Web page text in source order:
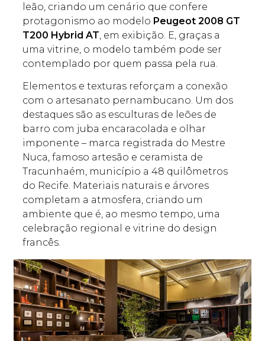
leão, criando um cenário que confere
protagonismo ao modelo Peugeot 2008 GT
T200 Hybrid AT, em exibição. E, graças a
uma vitrine, o modelo também pode ser
contemplado por quem passa pela rua.
Elementos e texturas reforçam a conexão
com o artesanato pernambucano. Um dos
destaques são as esculturas de leões de
barro com juba encaracolada e olhar
imponente – marca registrada do Mestre
Nuca, famoso artesão e ceramista de
Tracunhaém, município a 48 quilômetros
do Recife. Materiais naturais e árvores
completam a atmosfera, criando um
ambiente que é, ao mesmo tempo, uma
celebração regional e vitrine do design
francês.